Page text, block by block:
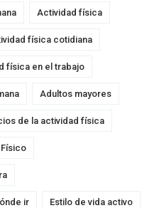
Actividad física
física cotidiana
física en el trabajo
Adultos mayores
de la actividad física
ir Estilo de vida activo